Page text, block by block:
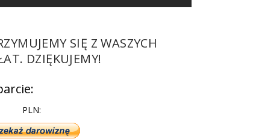
SIĘ Z WASZYCH
DZIĘKUJEMY!
PLN: